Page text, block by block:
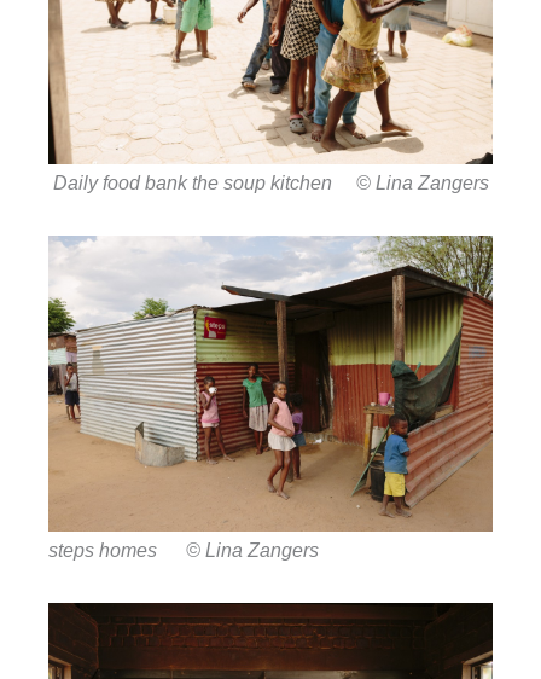
Daily food bank the soup kitchen © Lina Zangers
steps homes © Lina Zangers